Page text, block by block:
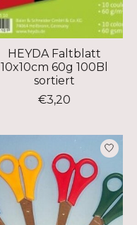
HEYDA Faltblatt
10x10cm 60g 100Bl
sortiert
€3,20